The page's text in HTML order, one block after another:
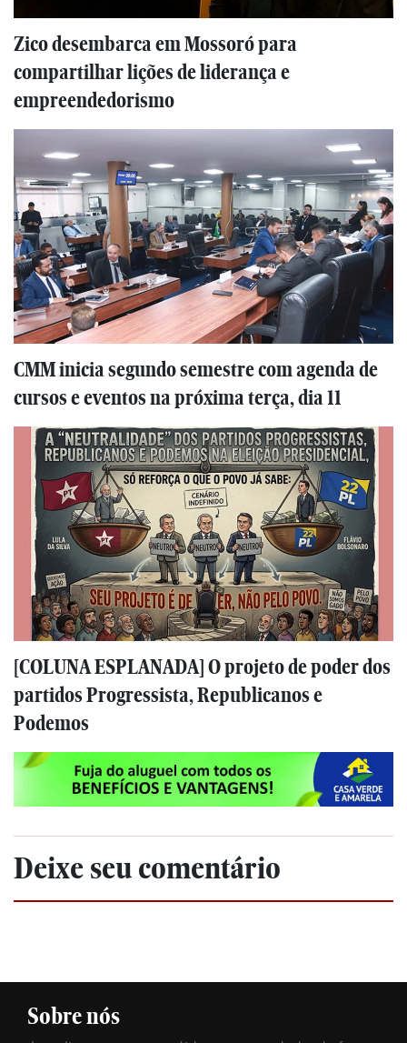
Zico desembarca em Mossoró para
compartilhar lições de liderança e
empreendedorismo
CMM inicia segundo semestre com agenda de
cursos e eventos na próxima terça, dia 11
[COLUNA ESPLANADA] O projeto de poder dos
partidos Progressista, Republicanos e
Podemos
Deixe seu comentário
Sobre nós